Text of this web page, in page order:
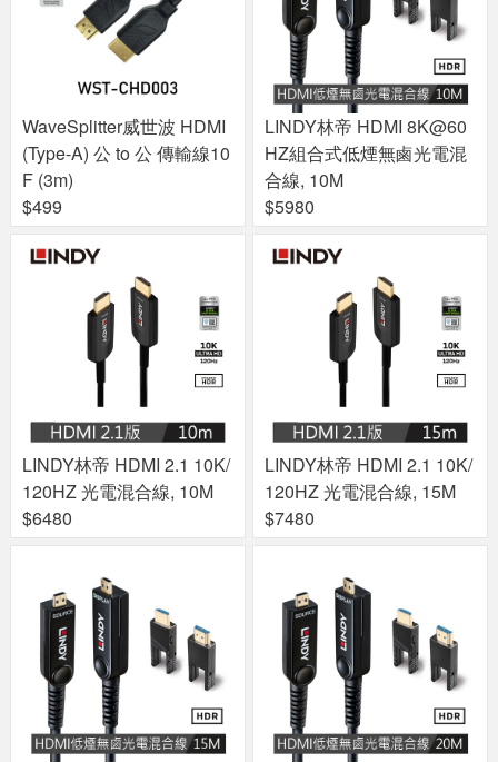
WaveSplitter威世波 HDMI
(Type-A) 公 to 公 傳輸線10
F (3m)
$499
LINDY林帝 HDMI 8K@60
HZ組合式低煙無鹵光電混
合線, 10M
$5980
LINDY林帝 HDMI 2.1 10K/
120HZ 光電混合線, 10M
$6480
LINDY林帝 HDMI 2.1 10K/
120HZ 光電混合線, 15M
$7480